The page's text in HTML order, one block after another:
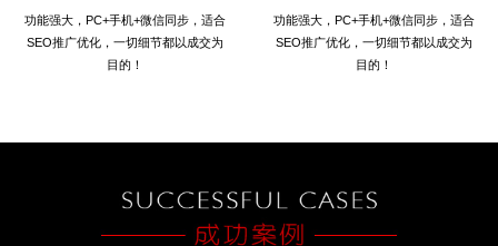
功能强大，PC+手机+微信同步，适合
SEO推广优化，一切细节都以成交为
目的！
功能强大，PC+手机+微信同步，适合
SEO推广优化，一切细节都以成交为
目的！